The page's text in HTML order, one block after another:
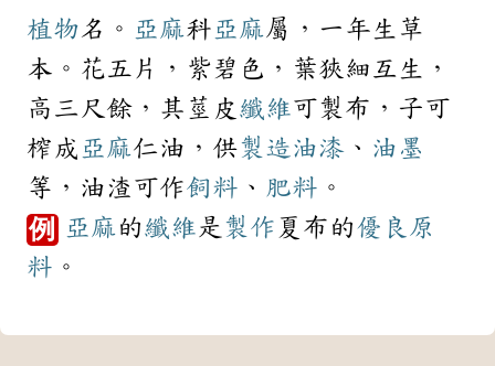
植物名。 亞麻科 亞麻屬，一年生草
本。花五片，紫碧色，葉狹細互生，
高三尺餘，其莖皮 纖維可製布，子可
榨成 亞麻仁油，供製造油漆 、 油墨
等，油渣可作飼料 、 肥料 。
例 亞麻的纖維是 製作 夏布的優良 原
料 。